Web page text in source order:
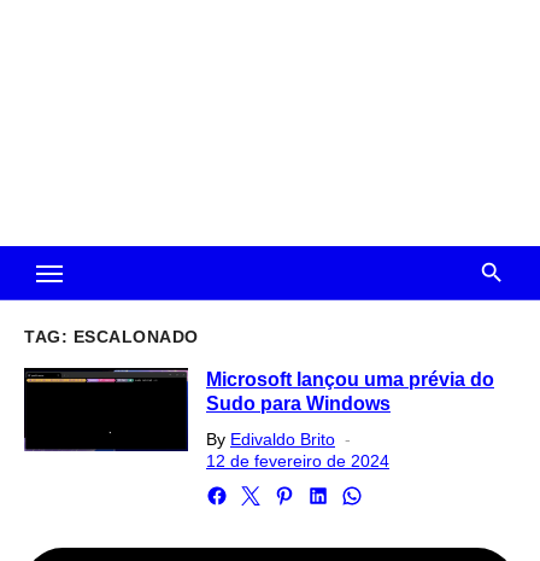
TAG: ESCALONADO
Microsoft lançou uma prévia do
Sudo para Windows
By Edivaldo Brito
on
12 de fevereiro de 2024